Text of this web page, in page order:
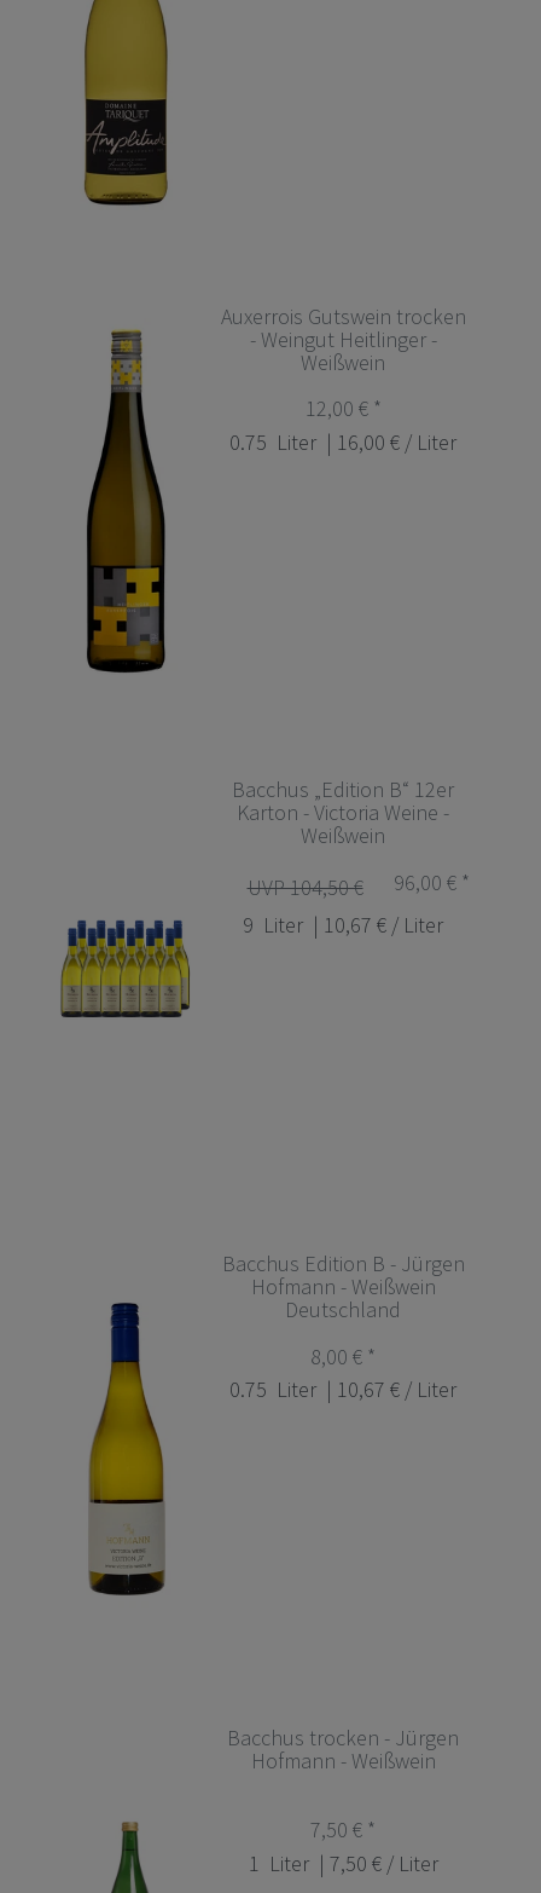
Auxerrois Gutswein trocken
- Weingut Heitlinger -
Weißwein
12,00 € *
0.75 Liter | 16,00 € / Liter
Bacchus „Edition B“ 12er
Karton - Victoria Weine -
Weißwein
UVP 104,50 €
96,00 € *
9 Liter | 10,67 € / Liter
Bacchus Edition B - Jürgen
Hofmann - Weißwein
Deutschland
8,00 € *
0.75 Liter | 10,67 € / Liter
Bacchus trocken - Jürgen
Hofmann - Weißwein
7,50 € *
1 Liter | 7,50 € / Liter